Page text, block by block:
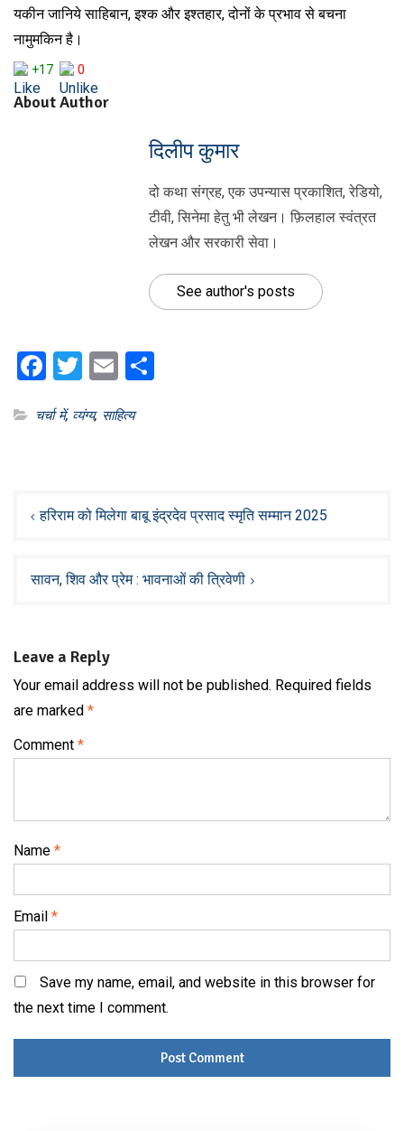
यकीन जानिये साहिबान, इश्क और इश्तहार, दोनों के प्रभाव से बचना
नामुमकिन है।
+17 0
About Author
दिलीप कुमार
दो कथा संग्रह, एक उपन्यास प्रकाशित, रेडियो,
टीवी, सिनेमा हेतु भी लेखन। फ़िलहाल स्वंत्रत
लेखन और सरकारी सेवा।
See author's posts
Facebook
Twitter
Email
चर्चा में, व्यंग्य, साहित्य
navigation
हरिराम को मिलेगा बाबू इंद्रदेव प्रसाद स्मृति सम्मान 2025
सावन, शिव और प्रेम : भावनाओं की त्रिवेणी
Leave a Reply
Your email address will not be published. Required fields
are marked *
Comment *
Name *
Email *
Save my name, email, and website in this browser for
the next time I comment.